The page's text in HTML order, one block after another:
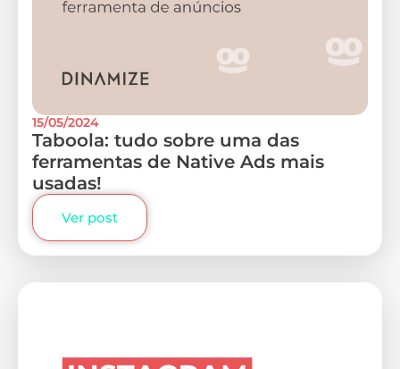
15/05/2024
Taboola: tudo sobre uma das
ferramentas de Native Ads mais
usadas!
Ver post